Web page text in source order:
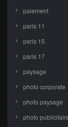
paiement
paris 11
paris 15
paris 17
paysage
photo corporate
photo paysage
photo